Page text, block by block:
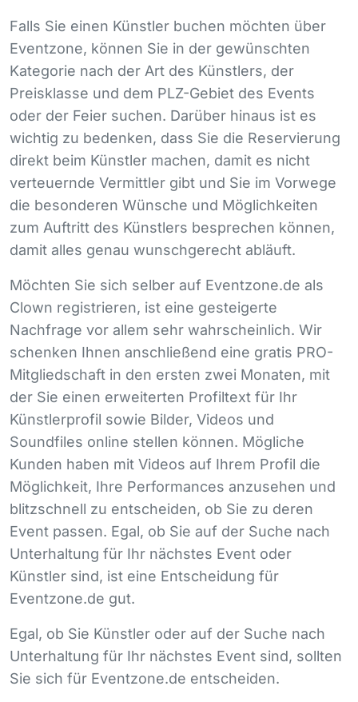
Falls Sie einen Künstler buchen möchten über
Eventzone, können Sie in der gewünschten
Kategorie nach der Art des Künstlers, der
Preisklasse und dem PLZ-Gebiet des Events
oder der Feier suchen. Darüber hinaus ist es
wichtig zu bedenken, dass Sie die Reservierung
direkt beim Künstler machen, damit es nicht
verteuernde Vermittler gibt und Sie im Vorwege
die besonderen Wünsche und Möglichkeiten
zum Auftritt des Künstlers besprechen können,
damit alles genau wunschgerecht abläuft.
Möchten Sie sich selber auf Eventzone.de als
Clown registrieren, ist eine gesteigerte
Nachfrage vor allem sehr wahrscheinlich. Wir
schenken Ihnen anschließend eine gratis PRO-
Mitgliedschaft in den ersten zwei Monaten, mit
der Sie einen erweiterten Profiltext für Ihr
Künstlerprofil sowie Bilder, Videos und
Soundfiles online stellen können. Mögliche
Kunden haben mit Videos auf Ihrem Profil die
Möglichkeit, Ihre Performances anzusehen und
blitzschnell zu entscheiden, ob Sie zu deren
Event passen. Egal, ob Sie auf der Suche nach
Unterhaltung für Ihr nächstes Event oder
Künstler sind, ist eine Entscheidung für
Eventzone.de gut.
Egal, ob Sie Künstler oder auf der Suche nach
Unterhaltung für Ihr nächstes Event sind, sollten
Sie sich für Eventzone.de entscheiden.